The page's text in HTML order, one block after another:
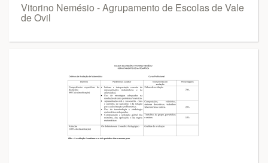
Vitorino Nemésio - Agrupamento de Escolas de Vale
de Ovil